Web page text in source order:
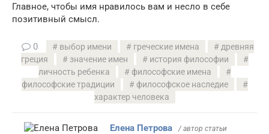
Главное, чтобы имя нравилось вам и несло в себе
позитивный смысл.
0 выбор имени греческие имена
древняя
греция
значение имен
история философии
личность ребенка
философские имена
философские традиции
философское наследие
характер человека
Елена Петрова / автор статьи